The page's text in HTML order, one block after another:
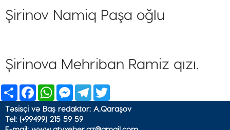
Şirinov Namiq Paşa oğlu
Şirinova Mehriban Ramiz qızı.
ShareFacebookWhatsApp
Messenger
Telegram
Təsisçi və Baş redaktor: A.Qaraşov
Tel: (+99499) 215 59 59